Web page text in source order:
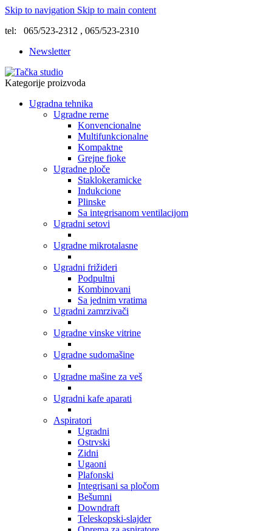
Skip to navigation Skip to main content
tel: 065/523-2312 , 065/523-2310
Newsletter
Kategorije proizvoda
Ugradna tehnika
Ugradne rerne
Konvencionalne
Multifunkcionalne
Kompaktne
Grejne fioke
Ugradne ploče
Staklokeramicke
Indukcione
Plinske
Sa integrisanom ventilacijom
Ugradni setovi
Ugradne mikrotalasne
Ugradni frižideri
Podpultni
Kombinovani
Sa jednim vratima
Ugradni zamrzivači
Ugradne vinske vitrine
Ugradne sudomašine
Ugradne mašine za veš
Ugradni kafe aparati
Aspiratori
Ugradni
Ostrvski
Zidni
Ugaoni
Plafonski
Integrisani sa pločom
Bešumni
Downdraft
Teleskopski-slajder